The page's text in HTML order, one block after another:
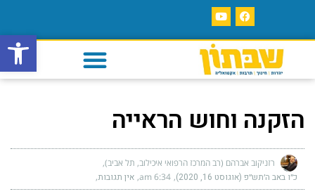
פתח
הזקנה וחוש הראייה
רזניקוב אברהם (רב המרכז הרפואי איכילוב, תל אביב)
כ״ו באב ה׳תש״פ (אוגוסט 16, 2020) 6:34 am אין תגובות